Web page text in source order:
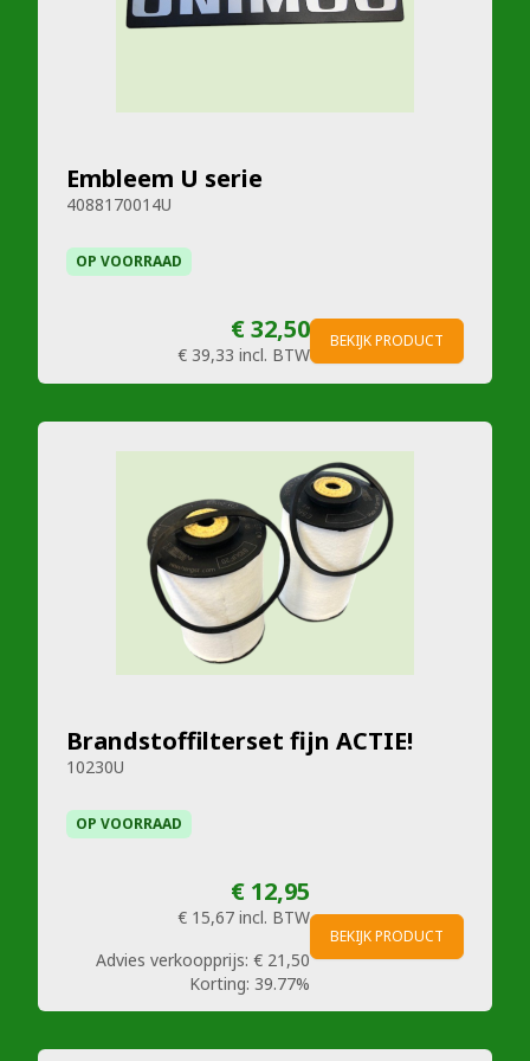
Embleem U serie
4088170014U
OP VOORRAAD
€ 32,50
€ 39,33 incl. BTW
BEKIJK PRODUCT
Brandstoffilterset fijn ACTIE!
10230U
OP VOORRAAD
€ 12,95
€ 15,67 incl. BTW
Advies verkoopprijs: € 21,50
Korting: 39.77%
BEKIJK PRODUCT